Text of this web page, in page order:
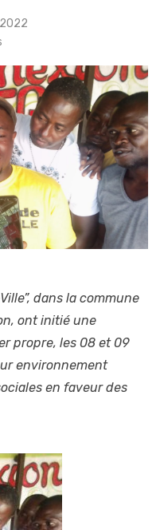
dans la commune
ont initié une
propre, les 08 et 09
environnement
en faveur des